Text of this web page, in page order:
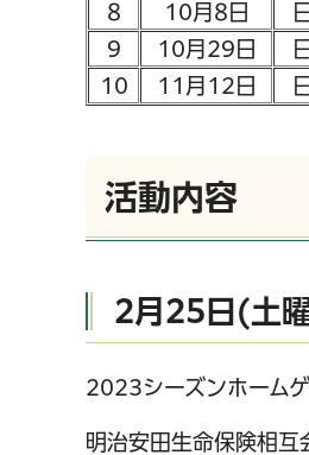
8
10月8日 日
9
10月29日 日
10
11月12日 日
活動内容
2月25日(土曜
2023シーズンホーム
明治安田生命保険相互